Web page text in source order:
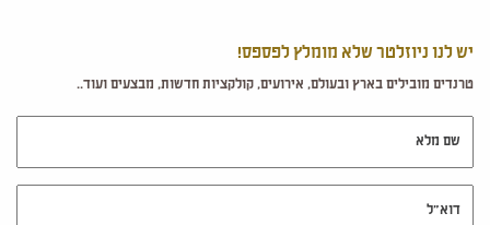
יש לנו ניוזלטר שלא מומלץ לפספס!
טרנדים מובילים בארץ ובעולם, אירועים, קולקציות חדשות, מבצעים ועוד..